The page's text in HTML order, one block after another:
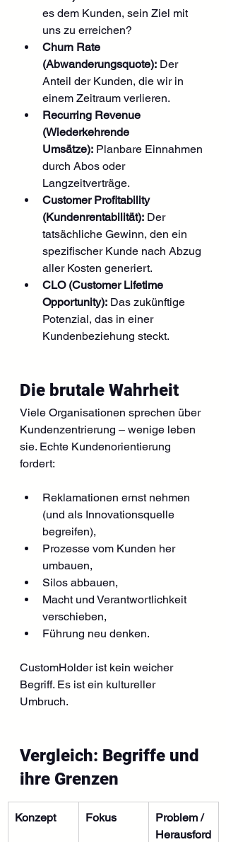
es dem Kunden, sein Ziel mit
uns zu erreichen?
Churn Rate
(Abwanderungsquote): Der
Anteil der Kunden, die wir in
einem Zeitraum verlieren.
Recurring Revenue
(Wiederkehrende
Umsätze): Planbare Einnahmen
durch Abos oder
Langzeitverträge.
Customer Profitability
(Kundenrentabilität): Der
tatsächliche Gewinn, den ein
spezifischer Kunde nach Abzug
aller Kosten generiert.
CLO (Customer Lifetime
Opportunity): Das zukünftige
Potenzial, das in einer
Kundenbeziehung steckt.
Die brutale Wahrheit
Viele Organisationen sprechen über
Kundenzentrierung – wenige leben
sie. Echte Kundenorientierung
fordert:
Reklamationen ernst nehmen
(und als Innovationsquelle
begreifen),
Prozesse vom Kunden her
umbauen,
Silos abbauen,
Macht und Verantwortlichkeit
verschieben,
Führung neu denken.
CustomHolder ist kein weicher
Begriff. Es ist ein kultureller
Umbruch.
Vergleich: Begriffe und
ihre Grenzen
Konzept Fokus
Problem /
Herausford